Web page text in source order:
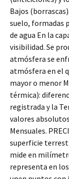
Bajos
suelo, formadas
de agua En la
visibilidad. Se
atmósfera se
atmósfera en el
mayor o menor
térmica):
registrada y la
valores
Mensuales.
superficie
mide en
representa en